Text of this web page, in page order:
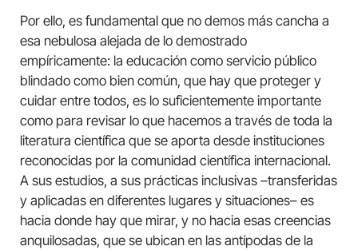
Por ello, es fundamental que no demos más cancha a
esa nebulosa alejada de lo demostrado
empíricamente: la educación como servicio público
blindado como bien común, que hay que proteger y
cuidar entre todos, es lo suficientemente importante
como para revisar lo que hacemos a través de toda la
literatura científica que se aporta desde instituciones
reconocidas por la comunidad científica internacional.
A sus estudios, a sus prácticas inclusivas –transferidas
y aplicadas en diferentes lugares y situaciones– es
hacia donde hay que mirar, y no hacia esas creencias
anquilosadas, que se ubican en las antípodas de la